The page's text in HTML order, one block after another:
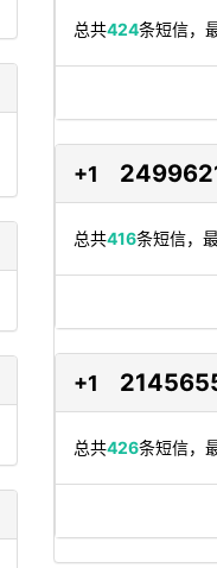
总共424条短信，
+1
总共416条短信，
+1
总共426条短信，